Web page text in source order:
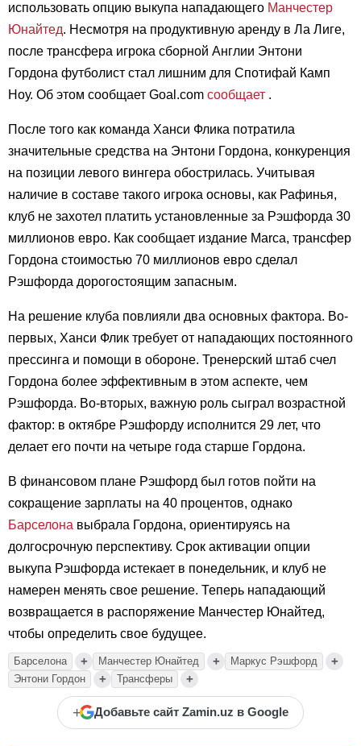
использовать опцию выкупа нападающего Манчестер
Юнайтед. Несмотря на продуктивную аренду в Ла Лиге,
после трансфера игрока сборной Англии Энтони
Гордона футболист стал лишним для Спотифай Камп
Ноу. Об этом сообщает Goal.com сообщает .
После того как команда Ханси Флика потратила
значительные средства на Энтони Гордона, конкуренция
на позиции левого вингера обострилась. Учитывая
наличие в составе такого игрока основы, как Рафинья,
клуб не захотел платить установленные за Рэшфорда 30
миллионов евро. Как сообщает издание Marca, трансфер
Гордона стоимостью 70 миллионов евро сделал
Рэшфорда дорогостоящим запасным.
На решение клуба повлияли два основных фактора. Во-
первых, Ханси Флик требует от нападающих постоянного
прессинга и помощи в обороне. Тренерский штаб счел
Гордона более эффективным в этом аспекте, чем
Рэшфорда. Во-вторых, важную роль сыграл возрастной
фактор: в октябре Рэшфорду исполнится 29 лет, что
делает его почти на четыре года старше Гордона.
В финансовом плане Рэшфорд был готов пойти на
сокращение зарплаты на 40 процентов, однако
Барселона выбрала Гордона, ориентируясь на
долгосрочную перспективу. Срок активации опции
выкупа Рэшфорда истекает в понедельник, и клуб не
намерен менять свое решение. Теперь нападающий
возвращается в распоряжение Манчестер Юнайтед,
чтобы определить свое будущее.
Барселона + Манчестер Юнайтед + Маркус Рэшфорд +
Энтони Гордон + Трансферы +
+ Добавьте сайт Zamin.uz в Google